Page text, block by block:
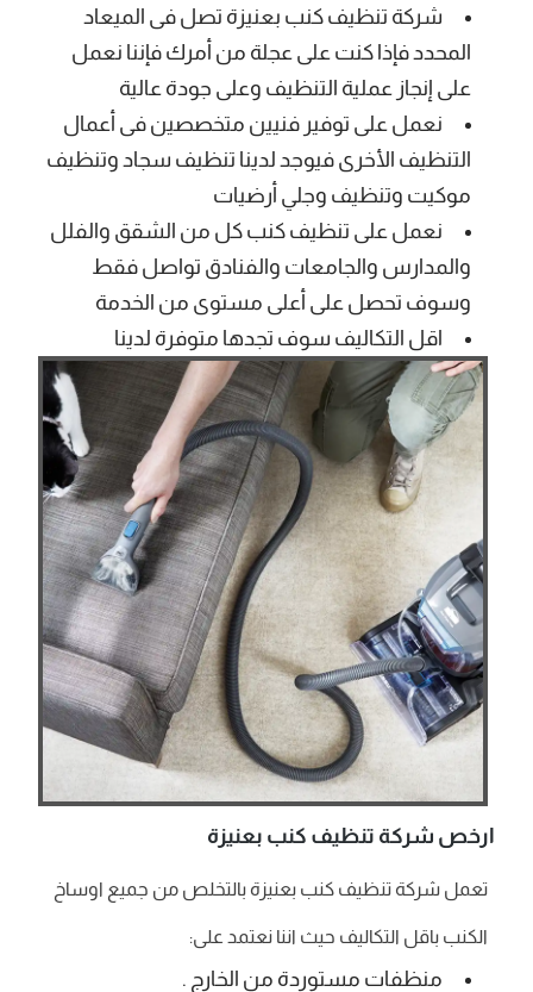
شركة تنظيف كنب بعنيزة تصل فى الميعاد
المحدد فإذا كنت على عجلة من أمرك فإننا نعمل
على إنجاز عملية التنظيف وعلى جودة عالية
نعمل على توفير فنيين متخصصين فى أعمال
التنظيف الأخرى فيوجد لدينا تنظيف سجاد وتنظيف
موكيت وتنظيف وجلي أرضيات
نعمل على تنظيف كنب كل من الشقق والفلل
والمدارس والجامعات والفنادق تواصل فقط
وسوف تحصل على أعلى مستوى من الخدمة
اقل التكاليف سوف تجدها متوفرة لدينا
ارخص شركة تنظيف كنب بعنيزة
تعمل شركة تنظيف كنب بعنيزة بالتخلص من جميع اوساخ
الكنب باقل التكاليف حيث اننا نعتمد على:
منظفات مستوردة من الخارج .